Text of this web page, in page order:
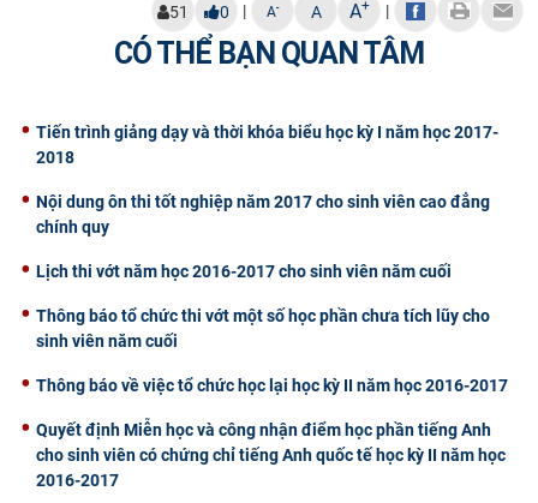
51 0 | A- A A+ |
CÓ THỂ BẠN QUAN TÂM
Tiến trình giảng dạy và thời khóa biểu học kỳ I năm học 2017-
2018
Nội dung ôn thi tốt nghiệp năm 2017 cho sinh viên cao đẳng
chính quy
Lịch thi vớt năm học 2016-2017 cho sinh viên năm cuối
Thông báo tổ chức thi vớt một số học phần chưa tích lũy cho
sinh viên năm cuối
Thông báo về việc tổ chức học lại học kỳ II năm học 2016-2017
Quyết định Miễn học và công nhận điểm học phần tiếng Anh
cho sinh viên có chứng chỉ tiếng Anh quốc tế học kỳ II năm học
2016-2017